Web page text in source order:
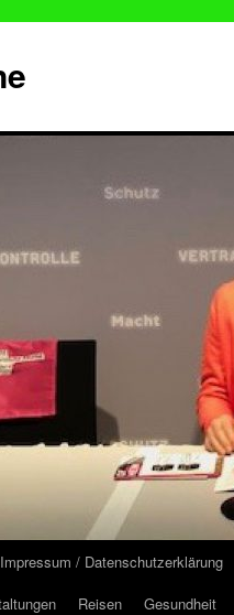
Impressum / Datenschutzerklärung
Reisen Gesundheit